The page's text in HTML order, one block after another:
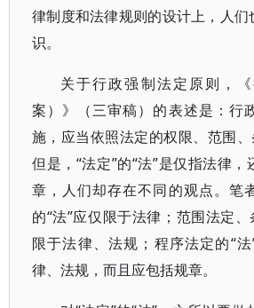
律制度和法律规则的设计上，人
识。
关于行政强制法定原则，
案）》（三审稿）的表述是：行
施，应当依照法定的权限、范围
但是，“法定”的“法”是仅指法律
章，人们却存在不同的观点。笔
的“法”应仅限于法律；范围法定
限于法律、法规；程序法定的“
律、法规，而且应包括规章。